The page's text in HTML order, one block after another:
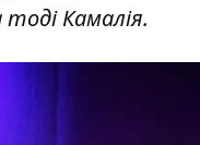
Камалія.